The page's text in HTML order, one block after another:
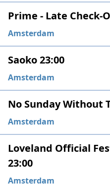
Prime - Late Check-
Amsterdam
Saoko 23:00
Amsterdam
No Sunday Without
Amsterdam
Loveland Official
23:00
Amsterdam